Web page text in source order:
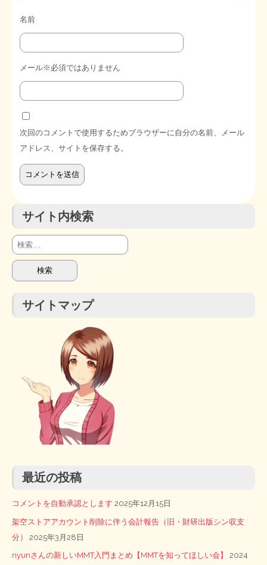
名前
メール※必須ではありません
次回のコメントで使用するためブラウザーに自分の名前、メール
アドレス、サイトを保存する。
サイト内検索
検
索:
サイトマップ
最近の投稿
コメントを自動承認とします 2025年12月15日
架空ストアアカウント削除に伴う会計報告（旧・財研出版シン収支
分）
2025年3月28日
nyunさんの新しいMMT入門まとめ【MMTを知ってほしい会】
2024